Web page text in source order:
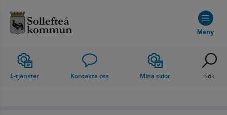
Meny
E-tjänster Kontakta oss Mina sidor Sök